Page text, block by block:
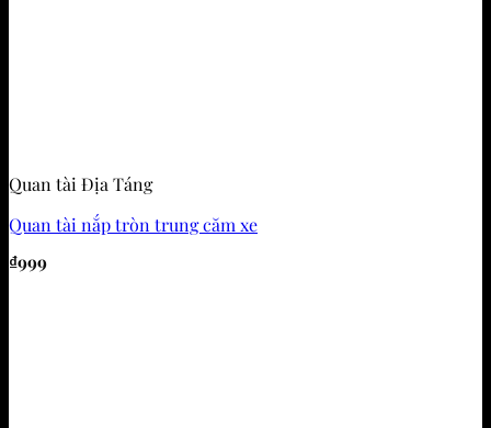
Quan tài Địa Táng
Quan tài nắp tròn trung căm xe
₫999